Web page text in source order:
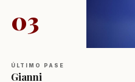
03
ÚLTIMO PASE
Gianni